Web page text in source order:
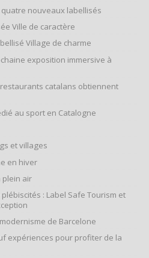
nouveaux labellisés
Ville de caractère
Village de charme
exposition immersive à
catalans obtiennent
au sport en Catalogne
et villages
en hiver
plein air
: Label Safe Tourism et
de Barcelone
expériences pour profiter de la